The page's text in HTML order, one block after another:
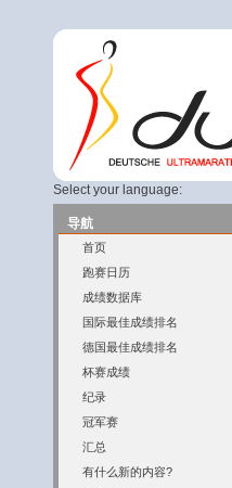
Select your language:
导航
首页
跑赛日历
成绩数据库
国际最佳成绩排名
德国最佳成绩排名
杯赛成绩
纪录
冠军赛
汇总
有什么新的内容?